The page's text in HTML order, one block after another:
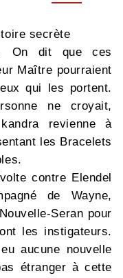
secrète
On dit que ces
Maître pourraient
qui les portent.
ne croyait,
revienne à
les Bracelets
contre Elendel
de Wayne,
Seran pour
les instigateurs.
aucune nouvelle
étranger à cette